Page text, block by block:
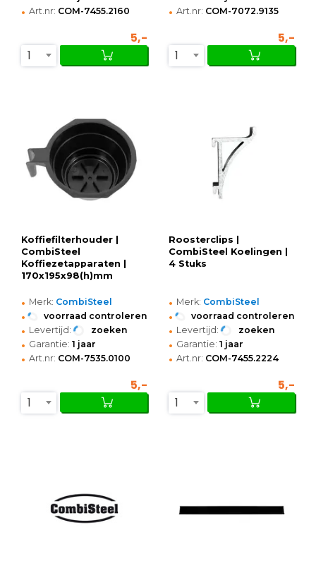
• Art.nr: COM-7455.2160
5,-
1
• Art.nr: COM-7072.9135
5,-
1
Koffiefilterhouder |
CombiSteel
Koffiezetapparaten |
170x195x98(h)mm
• Merk: CombiSteel
• voorraad controleren
• Levertijd: zoeken
• Garantie: 1 jaar
• Art.nr: COM-7535.0100
5,-
1
Roosterclips |
CombiSteel Koelingen |
4 Stuks
• Merk: CombiSteel
• voorraad controleren
• Levertijd: zoeken
• Garantie: 1 jaar
• Art.nr: COM-7455.2224
5,-
1